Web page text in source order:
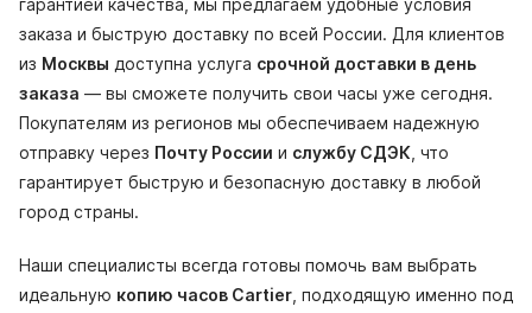
гарантией качества, мы предлагаем удобные условия
заказа и быструю доставку по всей России. Для клиентов
из Москвы доступна услуга срочной доставки в день
заказа — вы сможете получить свои часы уже сегодня.
Покупателям из регионов мы обеспечиваем надежную
отправку через Почту России и службу СДЭК , что
гарантирует быструю и безопасную доставку в любой
город страны.
Наши специалисты всегда готовы помочь вам выбрать
идеальную копию часов Cartier , подходящую именно под